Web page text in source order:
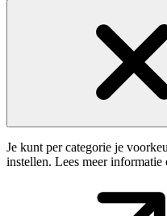
Je kunt per categorie je
instellen. Lees meer informatie